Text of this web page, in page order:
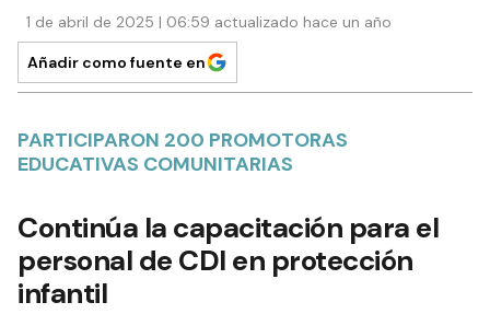
1 de abril de 2025 | 06:59 actualizado hace un año
Añadir como fuente en
PARTICIPARON 200 PROMOTORAS
EDUCATIVAS COMUNITARIAS
Continúa la capacitación para el
personal de CDI en protección
infantil